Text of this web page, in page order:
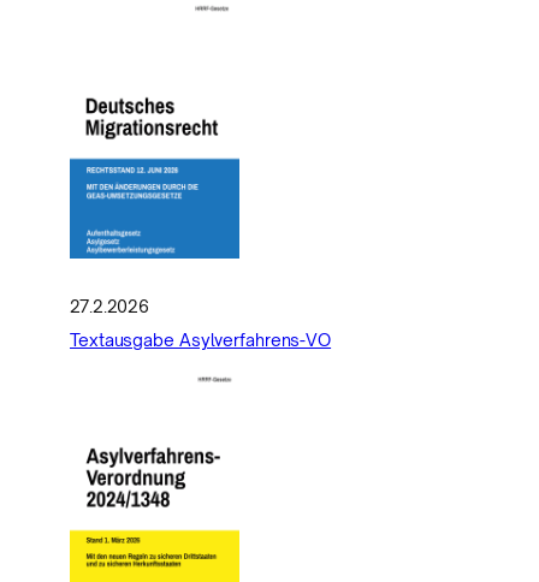
27.2.2026
Textausgabe Asylverfahrens-VO